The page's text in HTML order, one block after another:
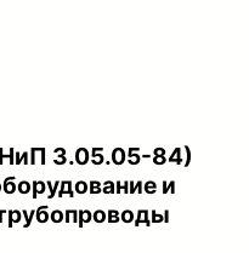
3.05.05-84)
и